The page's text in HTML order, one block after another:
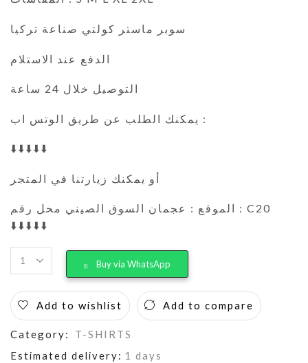
سوبر ماستر كولتي صناعة تركيا
الدفع عند الاستلام
التوصيل خلال 24 ساعة
يمكنك الطلب عن طريق الوتس اب :
⬇️⬇️⬇️⬇️⬇️
أو يمكنك زيارتنا في المتجر
الموقع : عجمان السوق الصيني محل رقم : C20
⬇️⬇️⬇️⬇️⬇️
Buy via WhatsApp
Add to wishlist Add to compare
Category:
T-SHIRTS
Estimated delivery: 1 days